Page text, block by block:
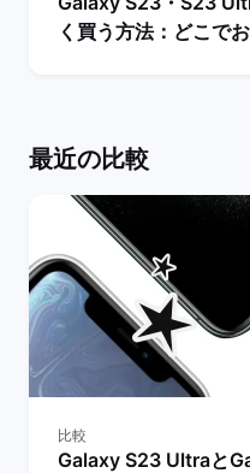
く買う方法：どこで
最近の比較
比較
Galaxy S23 Ultraと